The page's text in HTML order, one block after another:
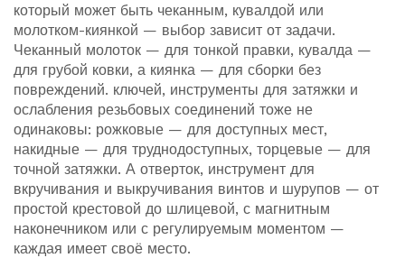
который может быть чеканным, кувалдой или
молотком-киянкой — выбор зависит от задачи.
Чеканный молоток — для тонкой правки, кувалда —
для грубой ковки, а киянка — для сборки без
повреждений. ключей, инструменты для затяжки и
ослабления резьбовых соединений тоже не
одинаковы: рожковые — для доступных мест,
накидные — для труднодоступных, торцевые — для
точной затяжки. А отверток, инструмент для
вкручивания и выкручивания винтов и шурупов — от
простой крестовой до шлицевой, с магнитным
наконечником или с регулируемым моментом —
каждая имеет своё место.